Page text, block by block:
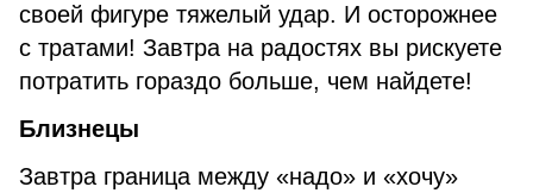
своей фигуре тяжелый удар. И осторожнее
с тратами! Завтра на радостях вы рискуете
потратить гораздо больше, чем найдете!
Близнецы
Завтра граница между «надо» и «хочу»